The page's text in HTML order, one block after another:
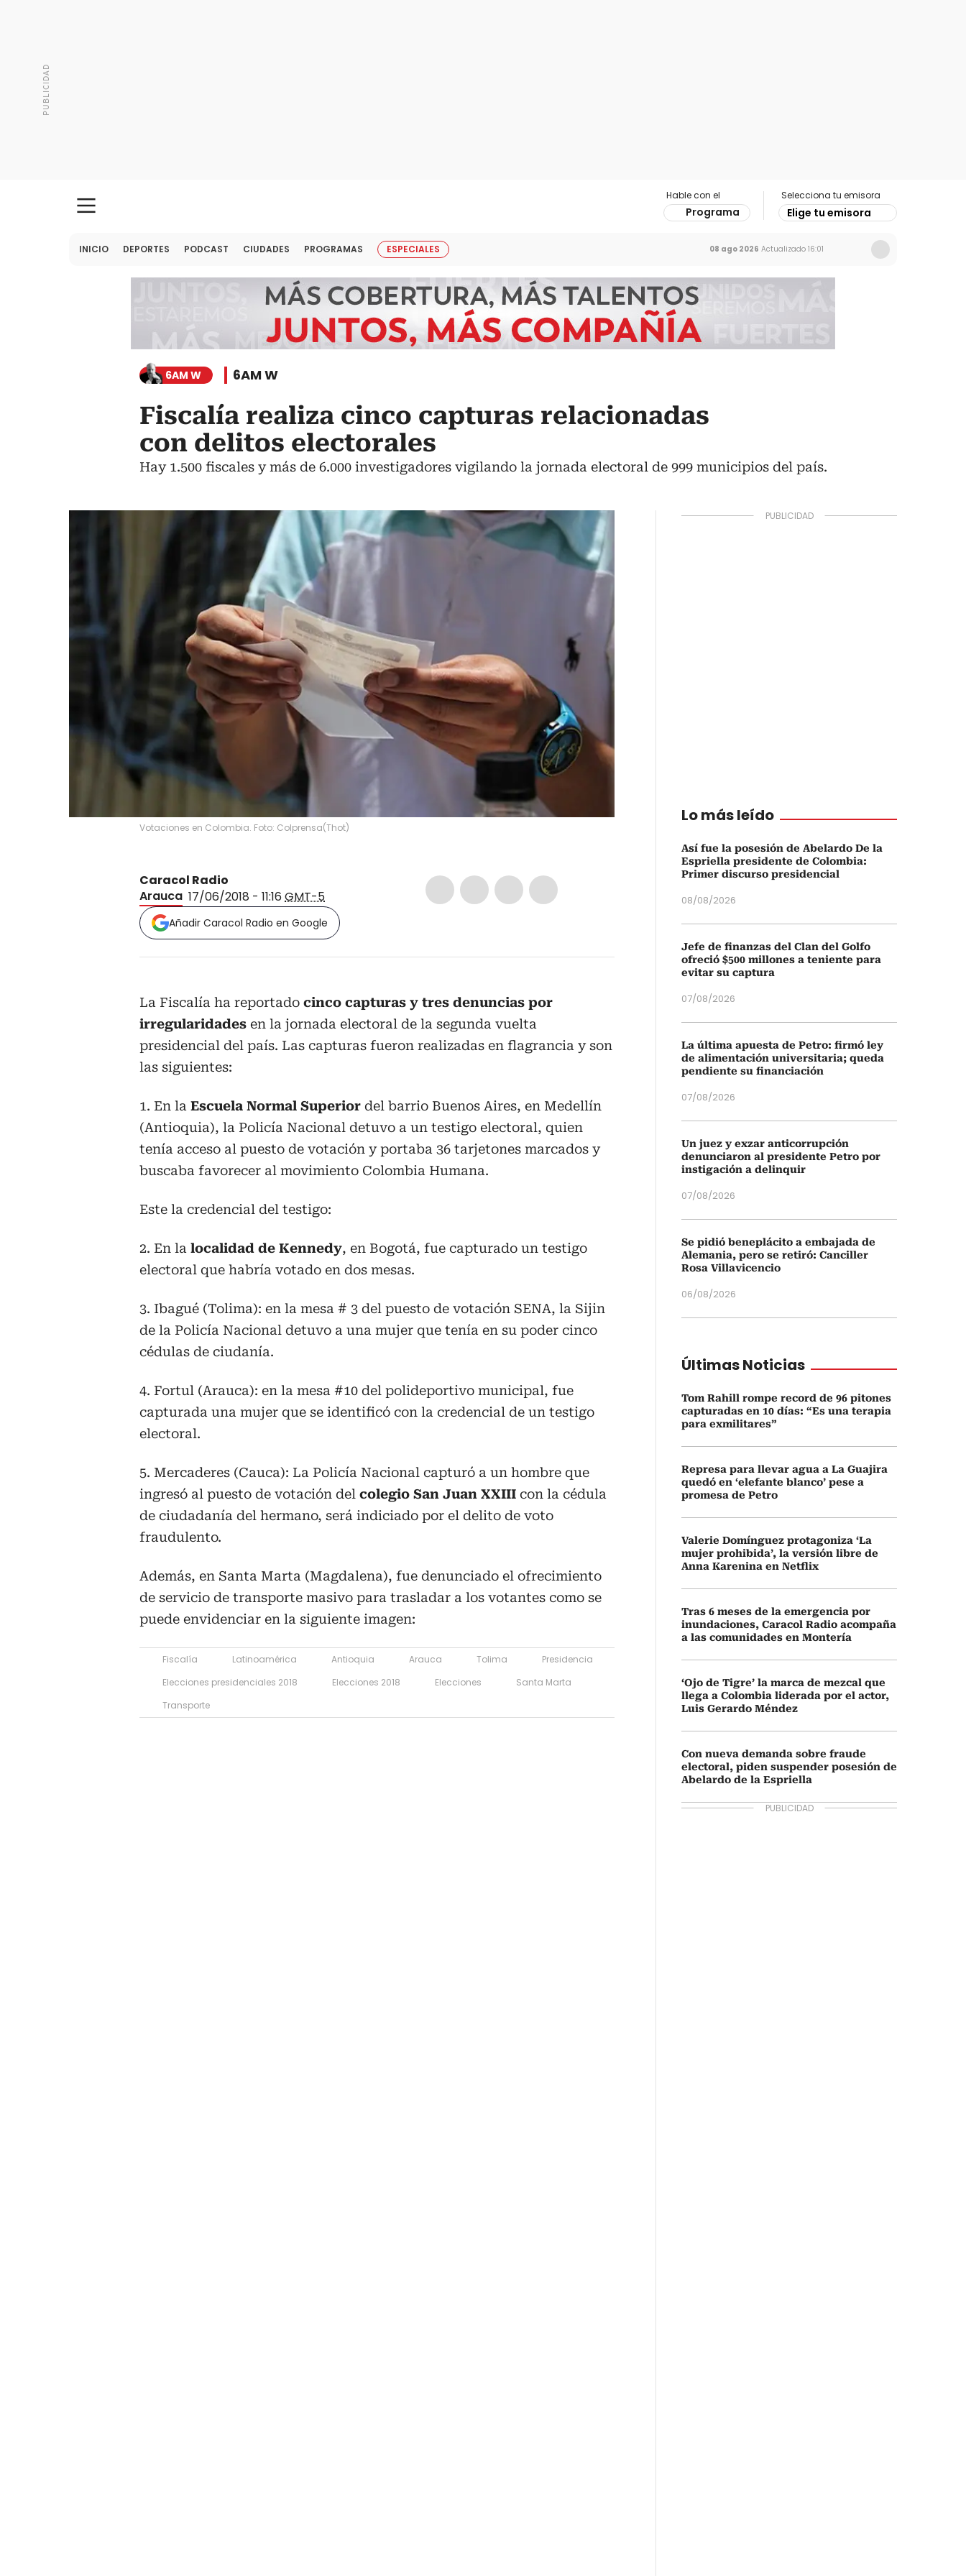
Hable con el
Programa
Selecciona tu emisora
Elige tu emisora
INICIO DEPORTES PODCAST CIUDADES PROGRAMAS ESPECIALES 08 ago 2026 Actualizado 16:01
6AM W 6AM W
Fiscalía realiza cinco capturas relacionadas
con delitos electorales
Hay 1.500 fiscales y más de 6.000 investigadores vigilando la jornada electoral de 999 municipios del país.
Votaciones en Colombia. Foto: Colprensa(Thot)
Caracol Radio
Arauca 17/06/2018 - 11:16 GMT-5
Añadir Caracol Radio en Google
La Fiscalía ha reportado cinco capturas y tres denuncias por
irregularidades en la jornada electoral de la segunda vuelta
presidencial del país. Las capturas fueron realizadas en flagrancia y son
las siguientes:
1. En la Escuela Normal Superior del barrio Buenos Aires, en Medellín
(Antioquia), la Policía Nacional detuvo a un testigo electoral, quien
tenía acceso al puesto de votación y portaba 36 tarjetones marcados y
buscaba favorecer al movimiento Colombia Humana.
Este la credencial del testigo:
2. En la localidad de Kennedy, en Bogotá, fue capturado un testigo
electoral que habría votado en dos mesas.
3. Ibagué (Tolima): en la mesa # 3 del puesto de votación SENA, la Sijin
de la Policía Nacional detuvo a una mujer que tenía en su poder cinco
cédulas de ciudanía.
4. Fortul (Arauca): en la mesa #10 del polideportivo municipal, fue
capturada una mujer que se identificó con la credencial de un testigo
electoral.
5. Mercaderes (Cauca): La Policía Nacional capturó a un hombre que
ingresó al puesto de votación del colegio San Juan XXIII con la cédula
de ciudadanía del hermano, será indiciado por el delito de voto
fraudulento.
Además, en Santa Marta (Magdalena), fue denunciado el ofrecimiento
de servicio de transporte masivo para trasladar a los votantes como se
puede envidenciar en la siguiente imagen:
Fiscalía Latinoamérica Antioquia Arauca Tolima
Presidencia
Elecciones presidenciales 2018
Elecciones 2018 Elecciones
Santa Marta
Transporte
Lo más leído
Así fue la posesión de Abelardo De la
Espriella presidente de Colombia:
Primer discurso presidencial
08/08/2026
Jefe de finanzas del Clan del Golfo
ofreció $500 millones a teniente para
evitar su captura
07/08/2026
La última apuesta de Petro: firmó ley
de alimentación universitaria; queda
pendiente su financiación
07/08/2026
Un juez y exzar anticorrupción
denunciaron al presidente Petro por
instigación a delinquir
07/08/2026
Se pidió beneplácito a embajada de
Alemania, pero se retiró: Canciller
Rosa Villavicencio
06/08/2026
Últimas Noticias
Tom Rahill rompe record de 96 pitones
capturadas en 10 días: “Es una terapia
para exmilitares”
Represa para llevar agua a La Guajira
quedó en ‘elefante blanco’ pese a
promesa de Petro
Valerie Domínguez protagoniza ‘La
mujer prohibida’, la versión libre de
Anna Karenina en Netflix
Tras 6 meses de la emergencia por
inundaciones, Caracol Radio acompaña
a las comunidades en Montería
‘Ojo de Tigre’ la marca de mezcal que
llega a Colombia liderada por el actor,
Luis Gerardo Méndez
Con nueva demanda sobre fraude
electoral, piden suspender posesión de
Abelardo de la Espriella